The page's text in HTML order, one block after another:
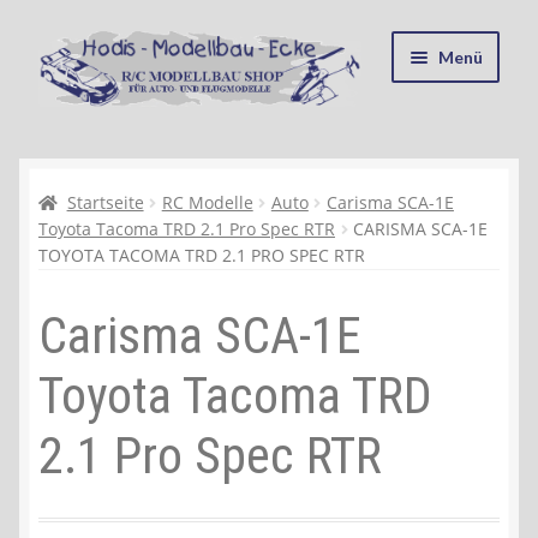
Zur
Navigation
springen
Zum
Inhalt
springen
Menü
Kasse
Mein Konto
Recycling, Entsorgung und Umwelt
Shop
Warenkorb
Ablauf einer Bestellung
Startseite RC Modelle Auto
Carisma SCA-1E
Toyota Tacoma TRD 2.1 Pro Spec RTR
CARISMA SCA-1E
TOYOTA TACOMA TRD 2.1 PRO SPEC RTR
Carisma SCA-1E
Toyota Tacoma TRD
2.1 Pro Spec RTR